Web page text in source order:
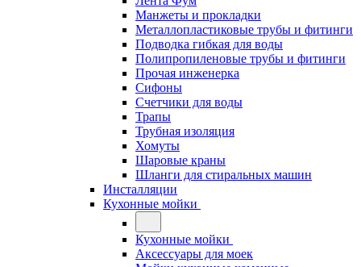
Манжеты и прокладки
Металлопластиковые трубы и фитинги
Подводка гибкая для воды
Полипропиленовые трубы и фитинги
Прочая инженерка
Сифоны
Счетчики для воды
Трапы
Трубная изоляция
Хомуты
Шаровые краны
Шланги для стиральных машин
Инсталляции
Кухонные мойки
Кухонные мойки
Аксессуары для моек